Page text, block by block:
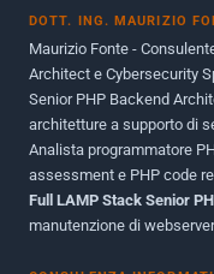
Giugno 2012
Maggio 2011
Dicembre 2010
Ottobre 2010
Maggio 2010
DOTT. ING. MAURIZIO
Maurizio Fonte -
Architect e Cybersecurity
Senior PHP Backend
architetture a supporto di
Analista programmatore
assessment e PHP code
Full LAMP Stack Senior
manutenzione di